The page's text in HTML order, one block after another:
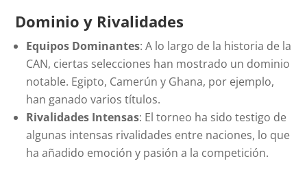
Dominio y Rivalidades
Equipos Dominantes: A lo largo de la historia de la
CAN, ciertas selecciones han mostrado un dominio
notable. Egipto, Camerún y Ghana, por ejemplo,
han ganado varios títulos.
Rivalidades Intensas: El torneo ha sido testigo de
algunas intensas rivalidades entre naciones, lo que
ha añadido emoción y pasión a la competición.